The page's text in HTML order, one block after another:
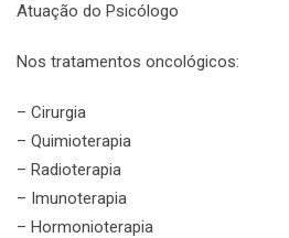
Atuação do Psicólogo
Nos tratamentos oncológicos:
– Cirurgia
– Quimioterapia
– Radioterapia
– Imunoterapia
– Hormonioterapia